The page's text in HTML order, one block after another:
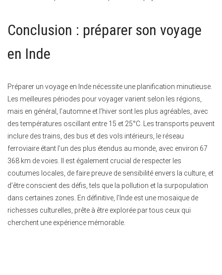
Conclusion : préparer son voyage
en Inde
Préparer un voyage en Inde nécessite une planification minutieuse.
Les meilleures périodes pour voyager varient selon les régions,
mais en général, l’automne et l’hiver sont les plus agréables, avec
des températures oscillant entre 15 et 25°C. Les transports peuvent
inclure des trains, des bus et des vols intérieurs, le réseau
ferroviaire étant l’un des plus étendus au monde, avec environ 67
368 km de voies. Il est également crucial de respecter les
coutumes locales, de faire preuve de sensibilité envers la culture, et
d’être conscient des défis, tels que la pollution et la surpopulation
dans certaines zones. En définitive, l’Inde est une mosaïque de
richesses culturelles, prête à être explorée par tous ceux qui
cherchent une expérience mémorable.